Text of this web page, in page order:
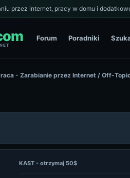
przez internet, pracy w domu i
Forum Poradniki
- Zarabianie przez Internet / Off-
KAST - otrzymaj 50$